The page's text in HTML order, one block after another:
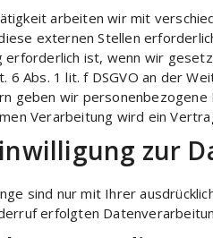
arbeiten wir mit
externen Stellen
erforderlich ist, wenn wir
Abs. 1 lit. f DSGVO an der
geben wir
Verarbeitung wird ein
zur
sind nur mit Ihrer
erfolgten